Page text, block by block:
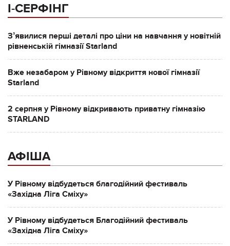
І-СЕРФІНГ
Зʼявилися перші деталі про ціни на навчання у новітній
рівненській гімназії Starland
Вже незабаром у Рівному відкриття нової гімназії
Starland
2 серпня у Рівному відкривають приватну гімназію
STARLAND
АФІША
У Рівному відбудеться благодійний фестиваль
«Західна Ліга Сміху»
У Рівному відбудеться Благодійний фестиваль
«Західна Ліга Сміху»